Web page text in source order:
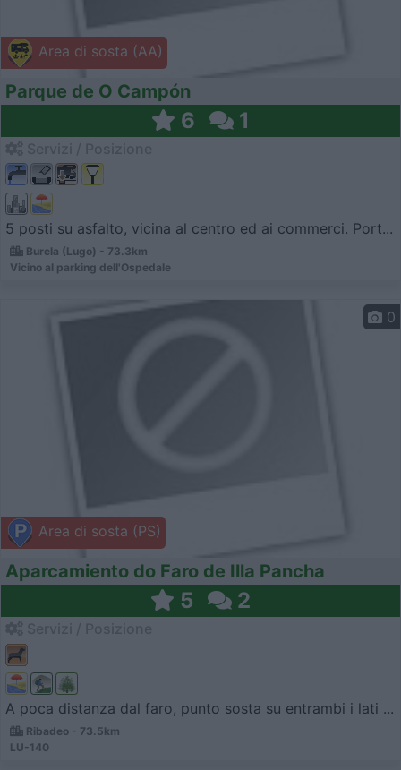
Area di sosta (AA)
Parque de O Campón
6 1
5 posti su asfalto, vicina al centro ed ai commerci. Port...
Burela (Lugo) - 73.3km
Vicino al parking dell'Ospedale
Area di sosta (PS)
0
Aparcamiento do Faro de Illa Pancha
5 2
A poca distanza dal faro, punto sosta su entrambi i lati ...
Ribadeo - 73.5km
LU-140